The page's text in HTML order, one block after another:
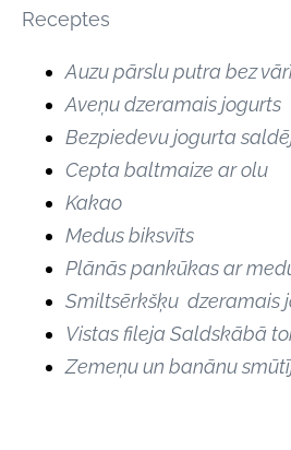
Receptes
Auzu pārslu putra bez
Aveņu dzeramais jogurts
Bezpiedevu jogurta
Cepta baltmaize ar olu
Kakao
Medus biksvīts
Plānās pankūkas ar
Smiltsērkšķu dzeramais
Vistas fileja Saldskābā
Zemeņu un banānu